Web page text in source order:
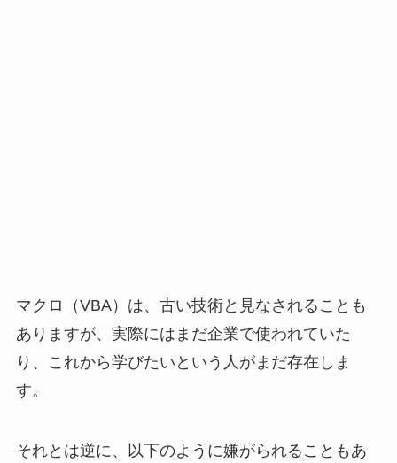
マクロ（VBA）は、古い技術と見なされることも
ありますが、実際にはまだ企業で使われていた
り、これから学びたいという人がまだ存在しま
す。
それとは逆に、以下のように嫌がられることもあ